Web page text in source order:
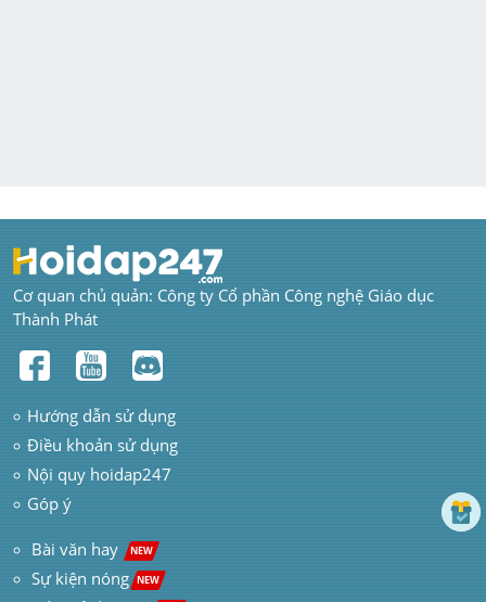
Cơ quan chủ quản: Công ty Cổ phần Công nghệ Giáo dục
Thành Phát
Hướng dẫn sử dụng
Điều khoản sử dụng
Nội quy hoidap247
Góp ý
Bài văn hay NEW
Sự kiện nóng NEW